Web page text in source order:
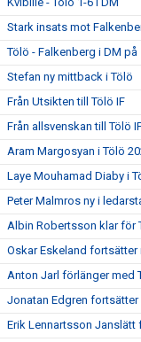
Stark insats mot
Tölö - Falkenberg i DM
Stefan ny mittback i Tölö
Från Utsikten till Tölö IF
Från allsvenskan till Tölö
Aram Margosyan i Tölö
Laye Mouhamad Diaby i
Peter Malmros ny i
Albin Robertsson klar för
Oskar Eskeland fortsätter
Anton Jarl förlänger med
Jonatan Edgren fortsätter
Erik Lennartsson Janslätt